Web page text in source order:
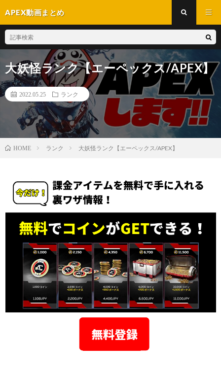
APEX動画まとめ
大妖怪ランク【エーペックス/APEX】
2022.05.25 ランク
HOME ランク 大妖怪ランク【エーペックス/APEX】